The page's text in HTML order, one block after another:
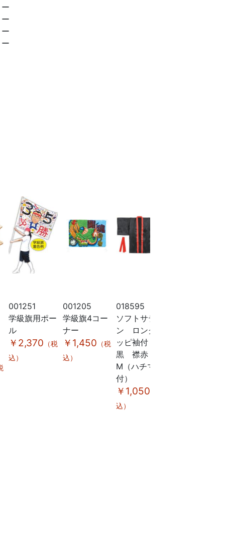
ー
ー
ー
ー
001251
学級旗用ポー
ル
￥2,370 （税
込）
001205
学級旗4コー
ナー
￥1,450 （税
込）
018595
ソフトサテ
ン ロングハ
ッピ袖付
黒 襟赤
M（ハチマキ
付）
￥1,050
込）